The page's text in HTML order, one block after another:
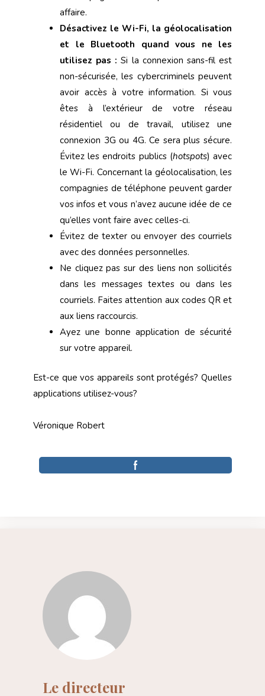
affaire.
Désactivez le Wi-Fi, la géolocalisation
et le Bluetooth quand vous ne les
utilisez pas : Si la connexion sans-fil est
non-sécurisée, les cybercriminels peuvent
avoir accès à votre information. Si vous
êtes à l’extérieur de votre réseau
résidentiel ou de travail, utilisez une
connexion 3G ou 4G. Ce sera plus sécure.
Évitez les endroits publics (hotspots) avec
le Wi-Fi. Concernant la géolocalisation, les
compagnies de téléphone peuvent garder
vos infos et vous n’avez aucune idée de ce
qu’elles vont faire avec celles-ci.
Évitez de texter ou envoyer des courriels
avec des données personnelles.
Ne cliquez pas sur des liens non sollicités
dans les messages textes ou dans les
courriels. Faites attention aux codes QR et
aux liens raccourcis.
Ayez une bonne application de sécurité
sur votre appareil.
Est-ce que vos appareils sont protégés? Quelles
applications utilisez-vous?
Véronique Robert
Le directeur